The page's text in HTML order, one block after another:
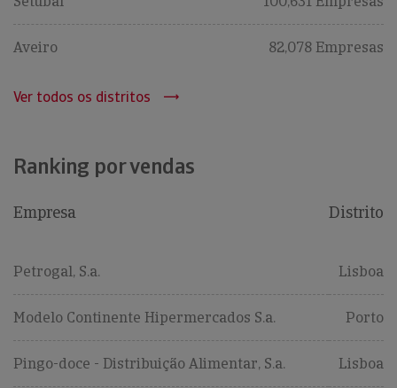
Aveiro 82,078 Empresas
Ver todos os distritos
Ranking por vendas
Empresa Distrito
Petrogal, S.a. Lisboa
Modelo Continente Hipermercados S.a. Porto
Pingo-doce - Distribuição Alimentar, S.a. Lisboa